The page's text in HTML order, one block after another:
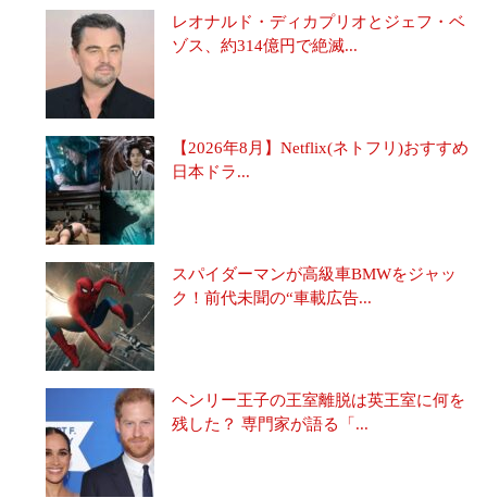
レオナルド・ディカプリオとジェフ・ベ
ゾス、約314億円で絶滅...
【2026年8月】Netflix(ネトフリ)おすすめ
日本ドラ...
スパイダーマンが高級車BMWをジャッ
ク！前代未聞の“車載広告...
ヘンリー王子の王室離脱は英王室に何を
残した？ 専門家が語る「...